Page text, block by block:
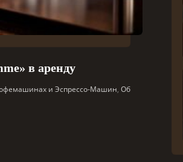
в аренду
и Эспрессо-Машин, Об